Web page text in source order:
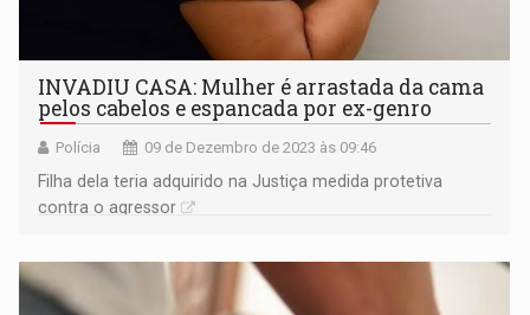
INVADIU CASA: Mulher é arrastada da cama
pelos cabelos e espancada por ex-genro
Polícia 09 de Dezembro de 2023 às 09:46
Filha dela teria adquirido na Justiça medida protetiva
contra o agressor